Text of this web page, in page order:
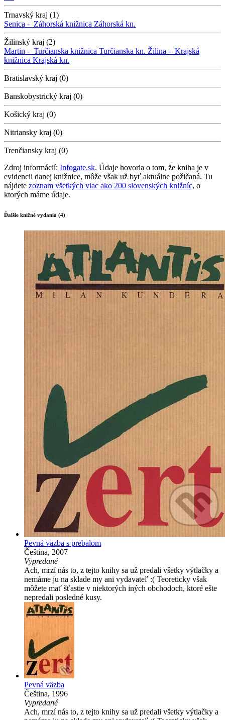
Trnavský kraj (1)
Senica - Záhorská knižnica Záhorská kn.
Žilinský kraj (2)
Martin - Turčianska knižnica Turčianska kn. Žilina - Krajská
knižnica Krajská kn.
Bratislavský kraj (0)
Banskobystrický kraj (0)
Košický kraj (0)
Nitriansky kraj (0)
Trenčiansky kraj (0)
Zdroj informácií: Infogate.sk. Údaje hovoria o tom, že kniha je v
evidencii danej knižnice, môže však už byť aktuálne požičaná. Tu
nájdete zoznam všetkých viac ako 200 slovenských knižníc, o
ktorých máme údaje.
Ďalšie knižné vydania (4)
Pevná väzba s prebalom
Čeština, 2007
Vypredané
Ach, mrzí nás to, z tejto knihy sa už predali všetky výtlačky a
nemáme ju na sklade my ani vydavateľ :( Teoreticky však
môžete mať šťastie v niektorých iných obchodoch, ktoré ešte
nepredali posledné kusy.
Pevná väzba
Čeština, 1996
Vypredané
Ach, mrzí nás to, z tejto knihy sa už predali všetky výtlačky a